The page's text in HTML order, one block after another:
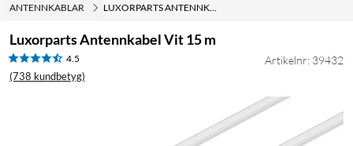
ANTENNKABLAR LUXORPARTS ANTENNKABEL VIT 15 M
Luxorparts Antennkabel Vit 15 m
4.5
(738 kundbetyg)
Artikelnr: 39432